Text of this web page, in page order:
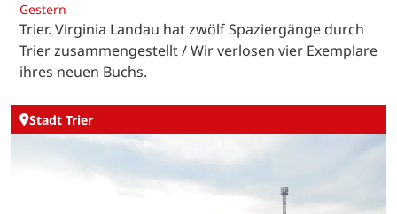
Gestern
Trier. Virginia Landau hat zwölf Spaziergänge durch
Trier zusammengestellt / Wir verlosen vier Exemplare
ihres neuen Buchs.
Stadt Trier